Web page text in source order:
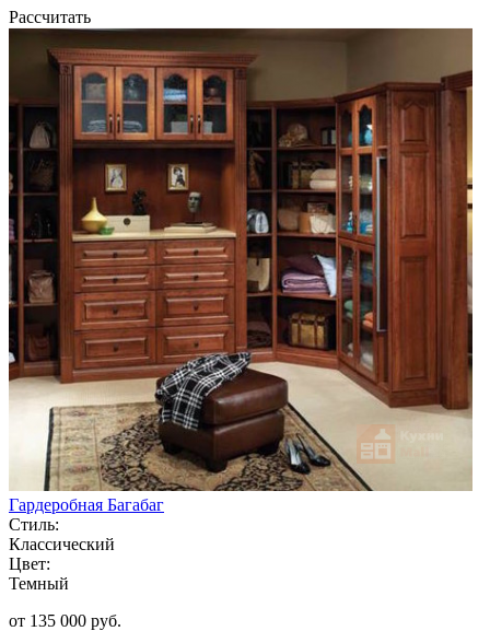
Рассчитать
Гардеробная Багабаг
Стиль:
Классический
Цвет:
Темный
от 135 000 руб.